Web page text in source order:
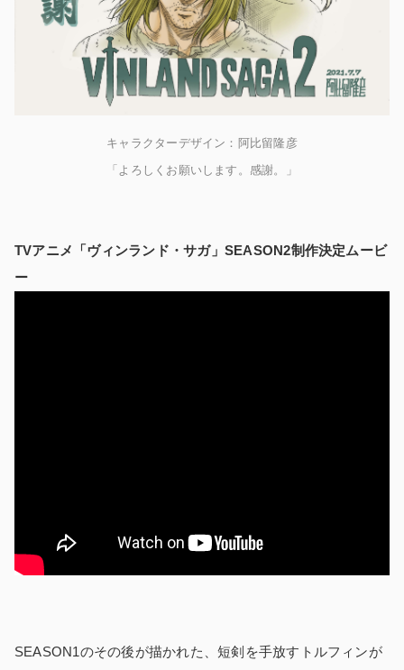
キャラクターデザイン：阿比留隆彦
「よろしくお願いします。感謝。」
TVアニメ「ヴィンランド・サガ」SEASON2制作決定ムービ
ー
SEASON1のその後が描かれた、短剣を手放すトルフィンが